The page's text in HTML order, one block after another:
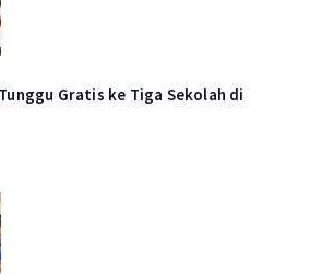
Gratis ke Tiga Sekolah di